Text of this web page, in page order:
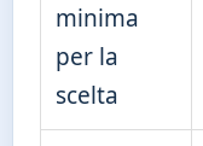
minima
per la
scelta